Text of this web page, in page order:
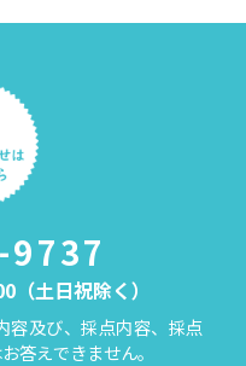
土日祝除く）
及び、採点内容、採点
答えできません。